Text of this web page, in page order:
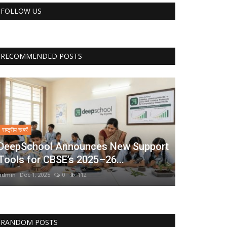
FOLLOW US
RECOMMENDED POSTS
राष्ट्रीय खबरें
Announces New Support
for CBSE’s 2025–26...
Dec 1, 2025 0 112
RANDOM POSTS